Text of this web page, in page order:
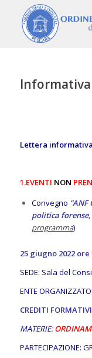
Informativa
Lettera informativa
1.EVENTI NON
Convegno
politica
programma)
25 giugno 2022 ore
SEDE: Sala del
ENTE
CREDITI
MATERIE:
PARTECIPAZIONE: